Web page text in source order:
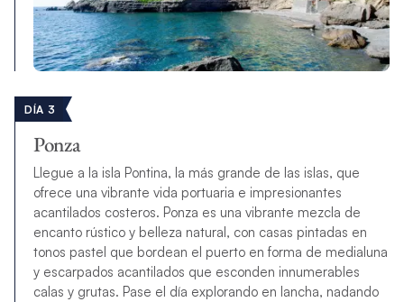
DÍA 3
Ponza
Llegue a la isla Pontina, la más grande de las islas, que
ofrece una vibrante vida portuaria e impresionantes
acantilados costeros. Ponza es una vibrante mezcla de
encanto rústico y belleza natural, con casas pintadas en
tonos pastel que bordean el puerto en forma de medialuna
y escarpados acantilados que esconden innumerables
calas y grutas. Pase el día explorando en lancha, nadando